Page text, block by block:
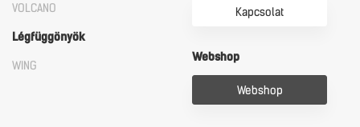
VOLCANO
Légfüggönyök
WING
Kapcsolat
Webshop
Webshop